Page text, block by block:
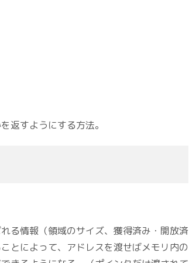
返すようにする方法。
る情報（領域のサイズ、獲得済み・開放済
とによって、アドレスを渡せばメモリ内の